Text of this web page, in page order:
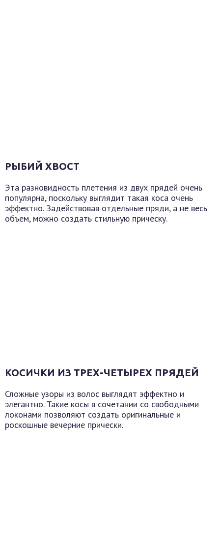
РЫБИЙ ХВОСТ
Эта разновидность плетения из двух прядей очень
популярна, поскольку выглядит такая коса очень
эффектно. Задействовав отдельные пряди, а не весь
объем, можно создать стильную прическу.
КОСИЧКИ ИЗ ТРЕХ-ЧЕТЫРЕХ ПРЯДЕЙ
Сложные узоры из волос выглядят эффектно и
элегантно. Такие косы в сочетании со свободными
локонами позволяют создать оригинальные и
роскошные вечерние прически.